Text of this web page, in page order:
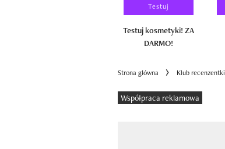
Testuj
Testuj kosmetyki! ZA
DARMO!
Strona główna Klub recenzentki
Współpraca reklamowa